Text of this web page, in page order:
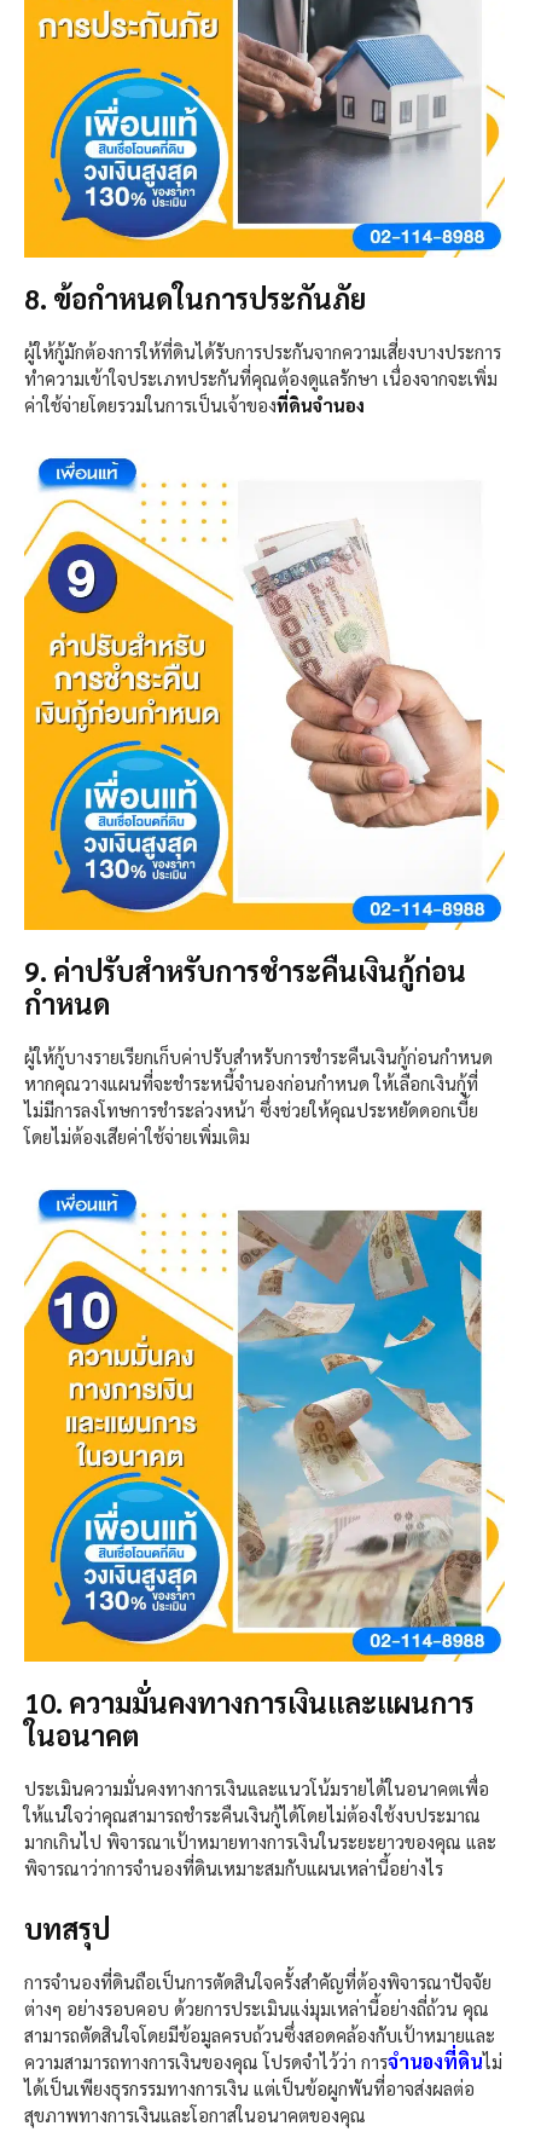
8. ข้อกำหนดในการประกันภัย
ผู้ให้กู้มักต้องการให้ที่ดินได้รับการประกันจากความเสี่ยงบางประการ
ทำความเข้าใจประเภทประกันที่คุณต้องดูแลรักษา เนื่องจากจะเพิ่ม
ค่าใช้จ่ายโดยรวมในการเป็นเจ้าของที่ดินจำนอง
9. ค่าปรับสำหรับการชำระคืนเงินกู้ก่อน
กำหนด
ผู้ให้กู้บางรายเรียกเก็บค่าปรับสำหรับการชำระคืนเงินกู้ก่อนกำหนด
หากคุณวางแผนที่จะชำระหนี้จำนองก่อนกำหนด ให้เลือกเงินกู้ที่
ไม่มีการลงโทษการชำระล่วงหน้า ซึ่งช่วยให้คุณประหยัดดอกเบี้ย
โดยไม่ต้องเสียค่าใช้จ่ายเพิ่มเติม
10. ความมั่นคงทางการเงินและแผนการ
ในอนาคต
ประเมินความมั่นคงทางการเงินและแนวโน้มรายได้ในอนาคตเพื่อ
ให้แน่ใจว่าคุณสามารถชำระคืนเงินกู้ได้โดยไม่ต้องใช้งบประมาณ
มากเกินไป พิจารณาเป้าหมายทางการเงินในระยะยาวของคุณ และ
พิจารณาว่าการจำนองที่ดินเหมาะสมกับแผนเหล่านี้อย่างไร
บทสรุป
การจำนองที่ดินถือเป็นการตัดสินใจครั้งสำคัญที่ต้องพิจารณาปัจจัย
ต่างๆ อย่างรอบคอบ ด้วยการประเมินแง่มุมเหล่านี้อย่างถี่ถ้วน คุณ
สามารถตัดสินใจโดยมีข้อมูลครบถ้วนซึ่งสอดคล้องกับเป้าหมายและ
ความสามารถทางการเงินของคุณ โปรดจำไว้ว่า การจำนองที่ดินไม่
ได้เป็นเพียงธุรกรรมทางการเงิน แต่เป็นข้อผูกพันที่อาจส่งผลต่อ
สุขภาพทางการเงินและโอกาสในอนาคตของคุณ